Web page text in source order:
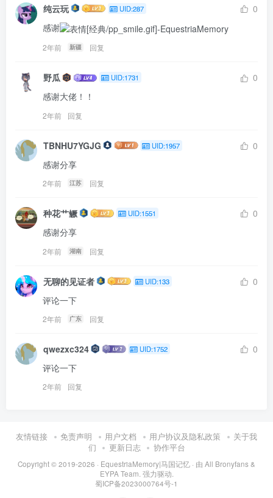
纯云玩 UID:287
0
感谢
2年前 新疆 回复
野瓜 UID:1731
0
感谢大佬！！
2年前 回复
TBNHU7YGJG UID:1957
0
感谢分享
2年前 江苏 回复
种花艹鳜 UID:1551
0
感谢分享
2年前 湖南 回复
无聊的见证者 UID:133
0
评论一下
2年前 广东 回复
qwezxc324 UID:1752
0
评论一下
2年前 回复
友情链接 免责声明 用户文档 用户协议及隐私政策
关于我
们
更新日志 协作平台
Copyright © 2019-2026 · EquestriaMemory|马国记忆 · 由 All Bronyfans &
EYPA Team. 强力驱动.
蜀ICP备2023000764号-1